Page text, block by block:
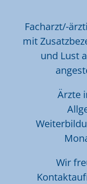
Facharzt/-
mit
und Lust
Ärzte
Wir